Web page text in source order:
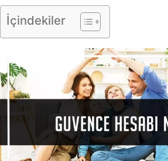
İçindekiler